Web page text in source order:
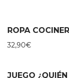
ROPA
32,90€